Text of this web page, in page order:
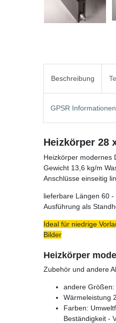
Beschreibung
GPSR Informationen
Heizkörper 28
Heizkörper modernes
Gewicht 13,6 kg/m
Anschlüsse einseitig
lieferbare Längen 60
Ausführung als
Ideal für niedrige
Bilder
Heizkörper
Zubehör und andere
andere
Wärmeleistung
Farben:
Beständigkeit -